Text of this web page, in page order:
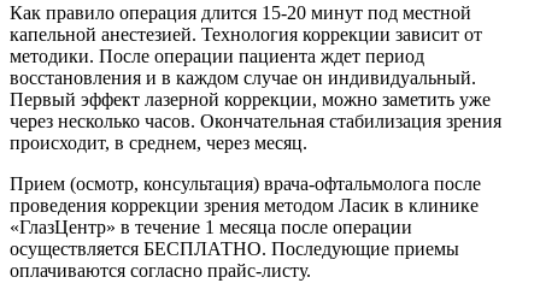
Как правило операция длится 15-20 минут под местной
капельной анестезией. Технология коррекции зависит от
методики. После операции пациента ждет период
восстановления и в каждом случае он индивидуальный.
Первый эффект лазерной коррекции, можно заметить уже
через несколько часов. Окончательная стабилизация зрения
происходит, в среднем, через месяц.
Прием (осмотр, консультация) врача-офтальмолога после
проведения коррекции зрения методом Ласик в клинике
«ГлазЦентр» в течение 1 месяца после операции
осуществляется БЕСПЛАТНО. Последующие приемы
оплачиваются согласно прайс-листу.